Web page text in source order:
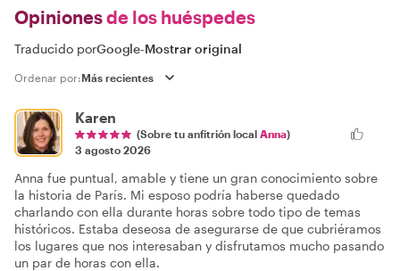
Opinionesde los huéspedes
Traducido porGoogle-Mostrar original
Ordenar por:
Karen
(Sobre tu anfitrión local Anna)
3 agosto 2026
Anna fue puntual, amable y tiene un gran conocimiento sobre
la historia de París. Mi esposo podría haberse quedado
charlando con ella durante horas sobre todo tipo de temas
históricos. Estaba deseosa de asegurarse de que cubriéramos
los lugares que nos interesaban y disfrutamos mucho pasando
un par de horas con ella.